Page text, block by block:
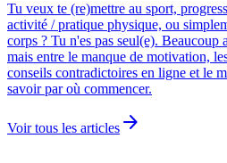
Tu veux te (re)mettre au sport,
activité / pratique physique, ou
corps ? Tu n'es pas seul(e). Beaucoup
mais entre le manque de motivation,
conseils contradictoires en ligne et le
savoir par où commencer.
Voir tous les articles arrow_forward